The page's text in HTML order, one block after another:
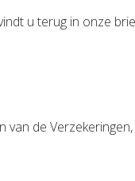
u terug in onze
de